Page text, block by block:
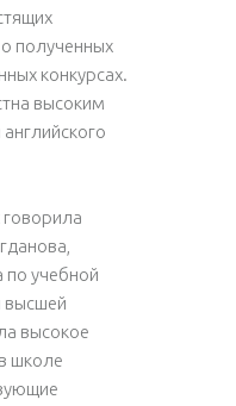
полученных
конкурсах.
высоким
говорила
по учебной
высшей
высокое
школе